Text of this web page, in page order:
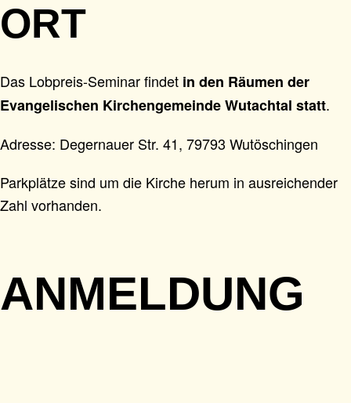
ORT
Das Lobpreis-Seminar findet in den Räumen der
Evangelischen Kirchengemeinde Wutachtal statt.
Adresse: Degernauer Str. 41, 79793 Wutöschingen
Parkplätze sind um die Kirche herum in ausreichender
Zahl vorhanden.
ANMELDUNG